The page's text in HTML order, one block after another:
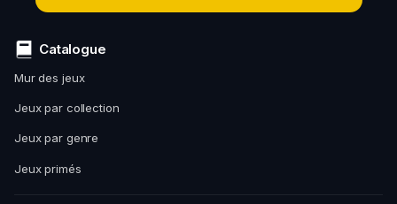
Catalogue
Mur des jeux
Jeux par collection
Jeux par genre
Jeux primés